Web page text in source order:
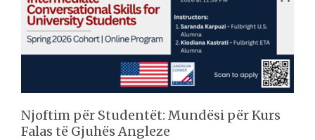
Njoftim për Studentët: Mundësi për Kurs
Falas të Gjuhës Angleze